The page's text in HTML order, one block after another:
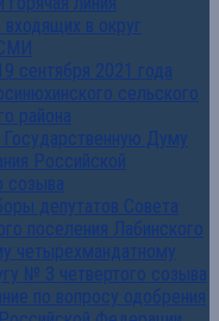
в округ
сентября 2021 года
сельского
района
Думу
Российской
созыва
депутатов Совета
поселения Лабинского
четырехмандатному
№ 3 четвертого созыва
по вопросу одобрения